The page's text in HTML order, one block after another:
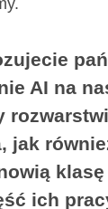
AI na
jak
ich